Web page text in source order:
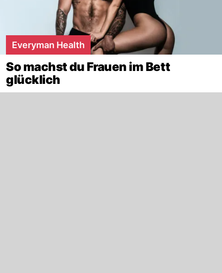
Everyman Health
So machst du Frauen im Bett
glücklich